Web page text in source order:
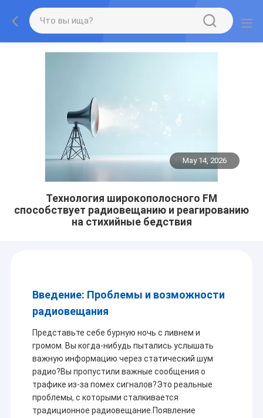
May 14, 2026
Технология широкополосного FM
способствует радиовещанию и реагированию
на стихийные бедствия
Введение: Проблемы и возможности
радиовещания
Представьте себе бурную ночь с ливнем и
громом. Вы когда-нибудь пытались услышать
важную информацию через статический шум
радио?Вы пропустили важные сообщения о
трафике из-за помех сигналов?Это реальные
проблемы, с которыми сталкивается
традиционное радиовещание.Появление